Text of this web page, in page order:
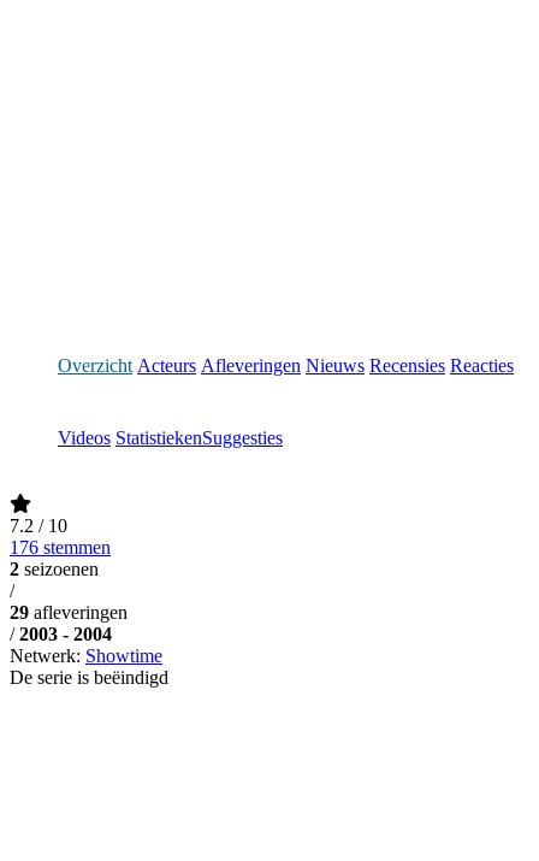
Overzicht Acteurs Afleveringen Nieuws Recensies Reacties
Videos StatistiekenSuggesties
7.2 / 10
176 stemmen
2 seizoenen
/
29 afleveringen
/ 2003 - 2004
Netwerk: Showtime
De serie is beëindigd